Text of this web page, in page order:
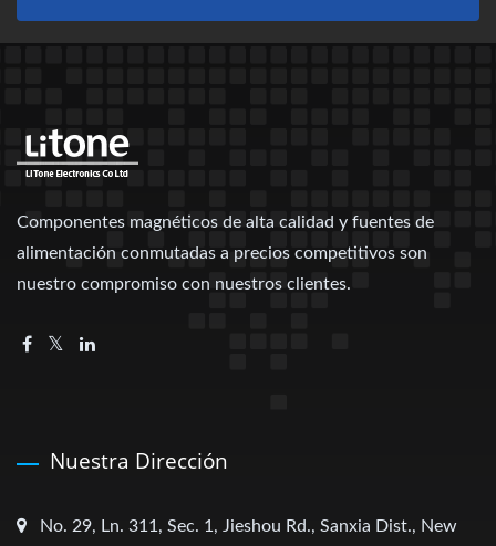
Componentes magnéticos de alta calidad y fuentes de
alimentación conmutadas a precios competitivos son
nuestro compromiso con nuestros clientes.
Nuestra Dirección
No. 29, Ln. 311, Sec. 1, Jieshou Rd., Sanxia Dist., New